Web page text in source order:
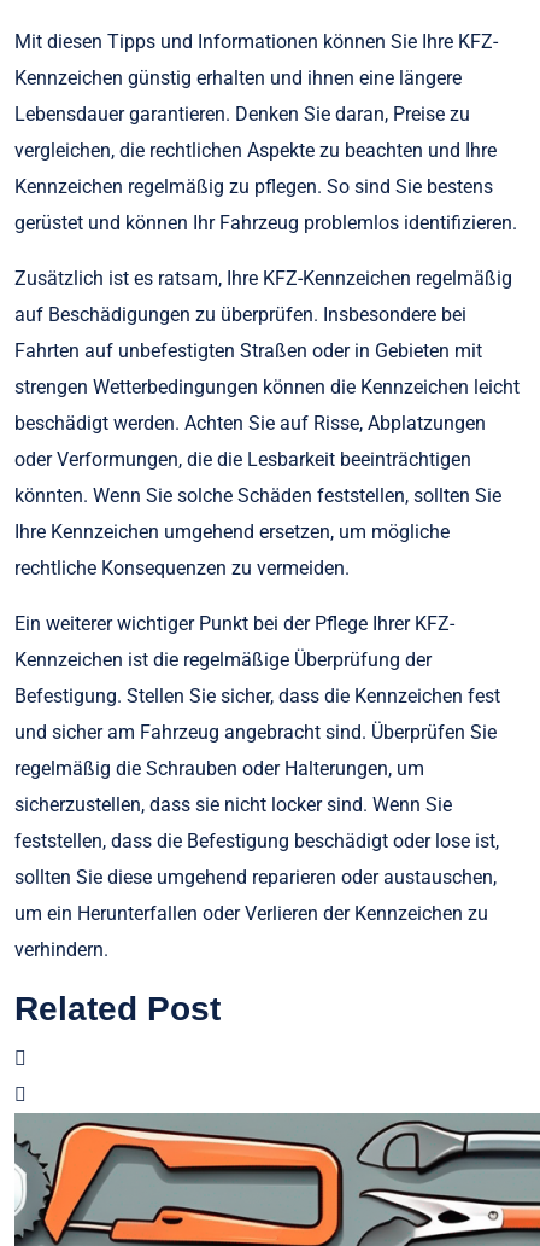
Mit diesen Tipps und Informationen können Sie Ihre KFZ-
Kennzeichen günstig erhalten und ihnen eine längere
Lebensdauer garantieren. Denken Sie daran, Preise zu
vergleichen, die rechtlichen Aspekte zu beachten und Ihre
Kennzeichen regelmäßig zu pflegen. So sind Sie bestens
gerüstet und können Ihr Fahrzeug problemlos identifizieren.
Zusätzlich ist es ratsam, Ihre KFZ-Kennzeichen regelmäßig
auf Beschädigungen zu überprüfen. Insbesondere bei
Fahrten auf unbefestigten Straßen oder in Gebieten mit
strengen Wetterbedingungen können die Kennzeichen leicht
beschädigt werden. Achten Sie auf Risse, Abplatzungen
oder Verformungen, die die Lesbarkeit beeinträchtigen
könnten. Wenn Sie solche Schäden feststellen, sollten Sie
Ihre Kennzeichen umgehend ersetzen, um mögliche
rechtliche Konsequenzen zu vermeiden.
Ein weiterer wichtiger Punkt bei der Pflege Ihrer KFZ-
Kennzeichen ist die regelmäßige Überprüfung der
Befestigung. Stellen Sie sicher, dass die Kennzeichen fest
und sicher am Fahrzeug angebracht sind. Überprüfen Sie
regelmäßig die Schrauben oder Halterungen, um
sicherzustellen, dass sie nicht locker sind. Wenn Sie
feststellen, dass die Befestigung beschädigt oder lose ist,
sollten Sie diese umgehend reparieren oder austauschen,
um ein Herunterfallen oder Verlieren der Kennzeichen zu
verhindern.
Related Post